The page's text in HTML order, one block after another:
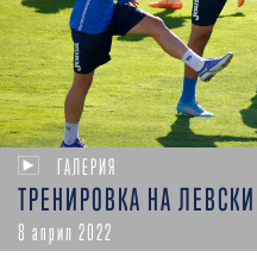
ГАЛЕРИЯ
ТРЕНИРОВКА НА ЛЕВСКИ
8 април 2022